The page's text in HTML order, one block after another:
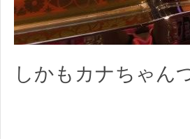
しかもカナちゃん